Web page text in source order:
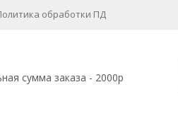
обработки ПД
сумма заказа - 2000р